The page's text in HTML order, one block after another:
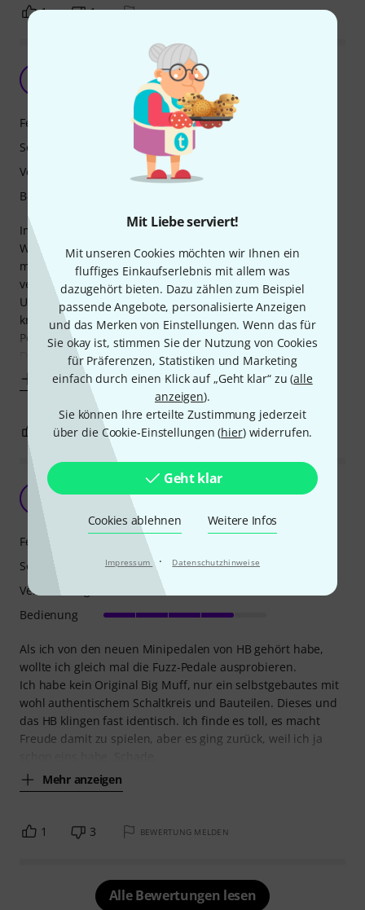
Mit Liebe serviert!
Mit unseren Cookies möchten wir Ihnen ein
fluffiges Einkaufserlebnis mit allem was
dazugehört bieten. Dazu zählen zum Beispiel
passende Angebote, personalisierte Anzeigen
und das Merken von Einstellungen. Wenn das für
Sie okay ist, stimmen Sie der Nutzung von Cookies
für Präferenzen, Statistiken und Marketing
einfach durch einen Klick auf „Geht klar“ zu (alle
anzeigen).
Sie können Ihre erteilte Zustimmung jederzeit
über die Cookie-Einstellungen (hier) widerrufen.
Geht klar
Cookies ablehnen Weitere Infos
Impressum · Datenschutzhinweise
1 1 BEWERTUNG MELDEN
Brauchbar und genügend Output
HerrHausH 14.12.2022
Im Gegensatz zum Green Russian Big Muff weniger
Wumms, dafür trotzdem ein sehr interessanter Klang. Es
macht immer wieder Spaß das Fuzz Pedal mit
verschiedenen Gitarren auszuprobieren und auch
Unterschiede im Klang zu nutzen und andere Sounds zu
kreieren. Gilt auch für die Kombination mit weiteren
Pedalen. Die Bedienung ist okay, durch die kleinen
Drehregler und eine
Mehr anzeigen
Features
Sound
Verarbeitung
Bedienung
1 BEWERTUNG MELDEN
Tolle Farbe... der Sound ist auch toll ;)
Jaentz 26.10.2021
Als ich von den neuen Minipedalen von HB gehört habe,
wollte ich gleich mal die Fuzz-Pedale ausprobieren.
Ich habe kein Original Big Muff, nur ein selbstgebautes mit
wohl authentischem Schaltkreis und Bauteilen. Dieses und
das HB klingen fast identisch. Ich finde es toll, es macht
Freude damit zu spielen, aber es ging zurück, weil ich ja
Mehr anzeigen
Features
Sound
Verarbeitung
Bedienung
1 3 BEWERTUNG MELDEN
Alle Bewertungen lesen